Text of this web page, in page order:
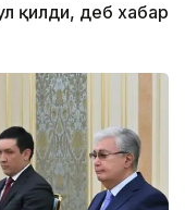
қилди, деб хабар